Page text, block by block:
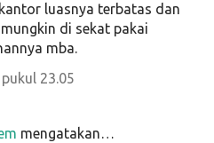
luasnya terbatas dan
di sekat pakai
mba.
23.05
mengatakan…